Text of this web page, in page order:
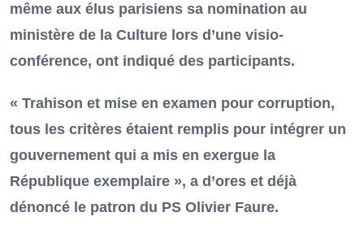
même aux élus parisiens sa nomination au
ministère de la Culture lors d’une visio-
conférence, ont indiqué des participants.
« Trahison et mise en examen pour corruption,
tous les critères étaient remplis pour intégrer un
gouvernement qui a mis en exergue la
République exemplaire », a d’ores et déjà
dénoncé le patron du PS Olivier Faure.